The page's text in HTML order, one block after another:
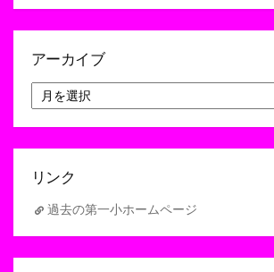
アーカイブ
ー
カ
リンク
過去の第一小ホームページ